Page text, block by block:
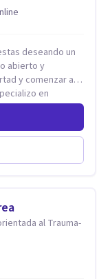
deseando un
abierto y
y comenzar a
y Parejas con
estrés,
en la Crianza,
con más de 12
al Trauma-